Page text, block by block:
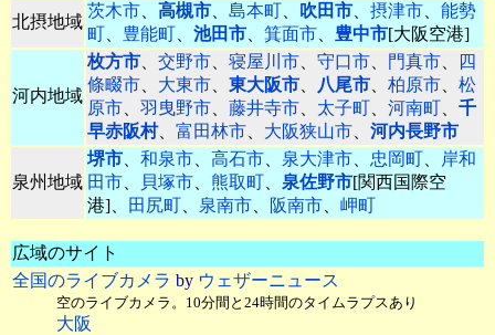
北摂地域
茨木市、 高槻市、 島本町、 吹田市、 摂津市、 能勢
町、 豊能町、 池田市、 箕面市、 豊中市[大阪空港]
河内地域
枚方市、 交野市、 寝屋川市、 守口市、 門真市、
四
條畷市、 大東市、 東大阪市、 八尾市、 柏原市、 松
原市、 羽曳野市、 藤井寺市、 太子町、 河南町、 千
早赤阪村、 富田林市、 大阪狭山市、 河内長野市
泉州地域
堺市、 和泉市、 高石市、 泉大津市、 忠岡町、
岸和
田市、 貝塚市、 熊取町、 泉佐野市[関西国際空
港]、
田尻町、 泉南市、 阪南市、 岬町
広域のサイト
全国のライブカメラ by ウェザーニュース
空のライブカメラ。10分間と24時間のタイムラプスあり
大阪